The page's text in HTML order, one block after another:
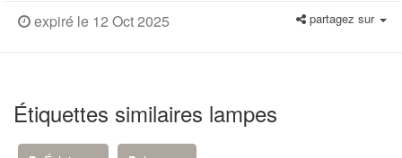
expiré le 12 Oct 2025 partagez sur
Étiquettes similaires lampes